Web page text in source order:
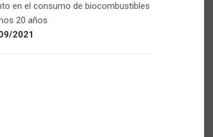
en el consumo de biocombustibles
20 años
2021